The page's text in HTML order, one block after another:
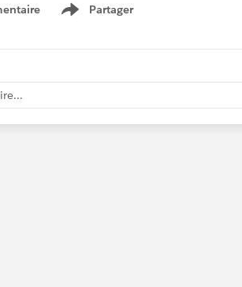
Partager
Show menu